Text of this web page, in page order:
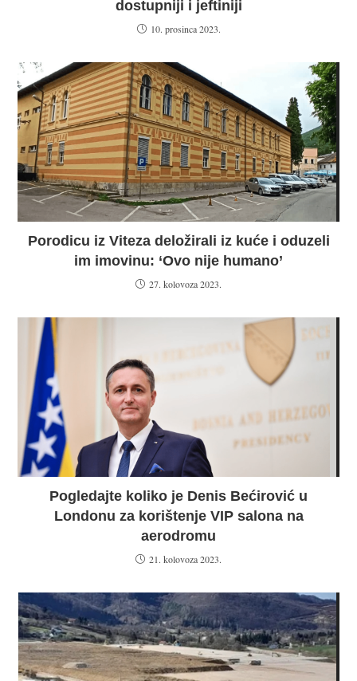
dostupniji i jeftiniji
10. prosinca 2023.
Porodicu iz Viteza deložirali iz kuće i oduzeli
im imovinu: ‘Ovo nije humano’
27. kolovoza 2023.
Pogledajte koliko je Denis Bećirović u
Londonu za korištenje VIP salona na
aerodromu
21. kolovoza 2023.